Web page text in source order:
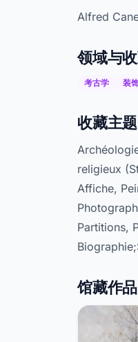
Alfred
领域与
考古学 装
收藏主题
religieux
Affiche,
Partitions,
馆藏作品